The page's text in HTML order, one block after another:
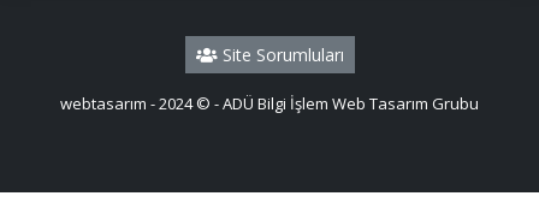
Site Sorumluları
webtasarım - 2024 © - ADÜ Bilgi İşlem Web Tasarım Grubu